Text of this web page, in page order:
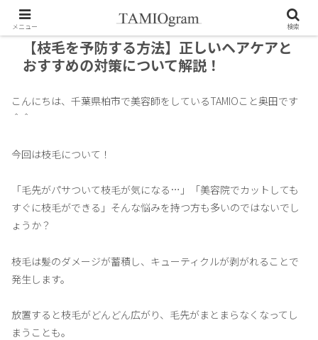
【枝毛を予防する方法】正しいヘアケアと
おすすめの対策について解説！
こんにちは、千葉県柏市で美容師をしているTAMIOこと奥田です
＾＾
今回は枝毛について！
「毛先がパサついて枝毛が気になる…」「美容院でカットしても
すぐに枝毛ができる」そんな悩みを持つ方も多いのではないでし
ょうか？
枝毛は髪のダメージが蓄積し、キューティクルが剥がれることで
発生します。
放置すると枝毛がどんどん広がり、毛先がまとまらなくなってし
まうことも。
メニュー 検索